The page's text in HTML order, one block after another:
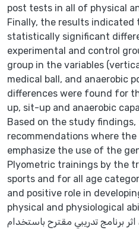
post tests in all of physical
Finally, the results indicated
statistically significant
experimental and control
group in the variables
medical ball, and anaerobic
differences were found for
up, sit-up and anaerobic
Based on the study
recommendations where
emphasize the use of the
Plyometric trainings by the
sports and for all age
and positive role in
physical and physiological
برنامج تدريبي مقترح باستخدام